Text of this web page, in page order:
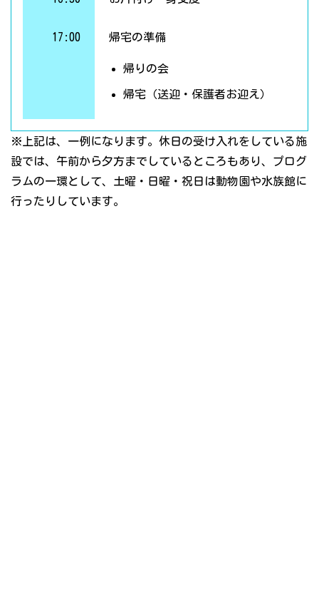
17:00 帰宅の準備
帰りの会
帰宅（送迎・保護者お迎え）
※上記は、一例になります。休日の受け入れをしている施
設では、午前から夕方までしているところもあり、プログ
ラムの一環として、土曜・日曜・祝日は動物園や水族館に
行ったりしています。